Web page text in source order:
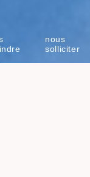
nous
solliciter